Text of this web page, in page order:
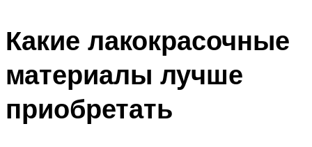
Какие лакокрасочные
материалы лучше
приобретать